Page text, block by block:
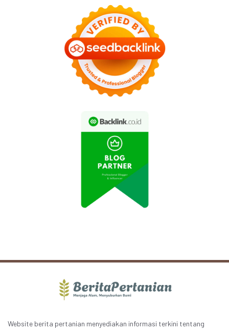
Website berita pertanian menyediakan informasi terkini tentang